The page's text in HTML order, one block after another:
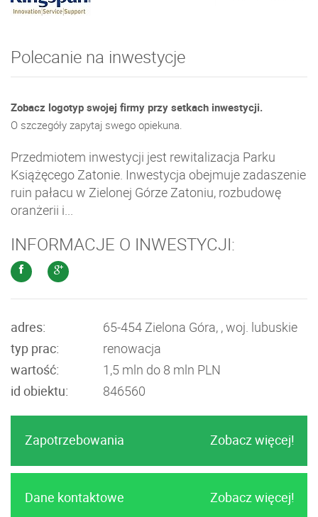
Polecanie na inwestycje
Zobacz logotyp swojej firmy przy setkach inwestycji.
O szczegóły zapytaj swego opiekuna.
Przedmiotem inwestycji jest rewitalizacja Parku
Książęcego Zatonie. Inwestycja obejmuje zadaszenie
ruin pałacu w Zielonej Górze Zatoniu, rozbudowę
oranżerii i...
INFORMACJE O INWESTYCJI:
adres:
65-454 Zielona Góra, , woj. lubuskie
typ prac:
renowacja
wartość:
1,5 mln do 8 mln PLN
id obiektu:
846560
Zapotrzebowania Zobacz więcej!
Dane kontaktowe Zobacz więcej!